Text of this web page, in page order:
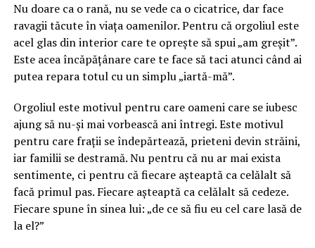
Nu doare ca o rană, nu se vede ca o cicatrice, dar face
ravagii tăcute în viața oamenilor. Pentru că orgoliul este
acel glas din interior care te oprește să spui „am greșit”.
Este acea încăpățânare care te face să taci atunci când ai
putea repara totul cu un simplu „iartă-mă”.
Orgoliul este motivul pentru care oameni care se iubesc
ajung să nu-și mai vorbească ani întregi. Este motivul
pentru care frații se îndepărtează, prieteni devin străini,
iar familii se destramă. Nu pentru că nu ar mai exista
sentimente, ci pentru că fiecare așteaptă ca celălalt să
facă primul pas. Fiecare așteaptă ca celălalt să cedeze.
Fiecare spune în sinea lui: „de ce să fiu eu cel care lasă de
la el?”